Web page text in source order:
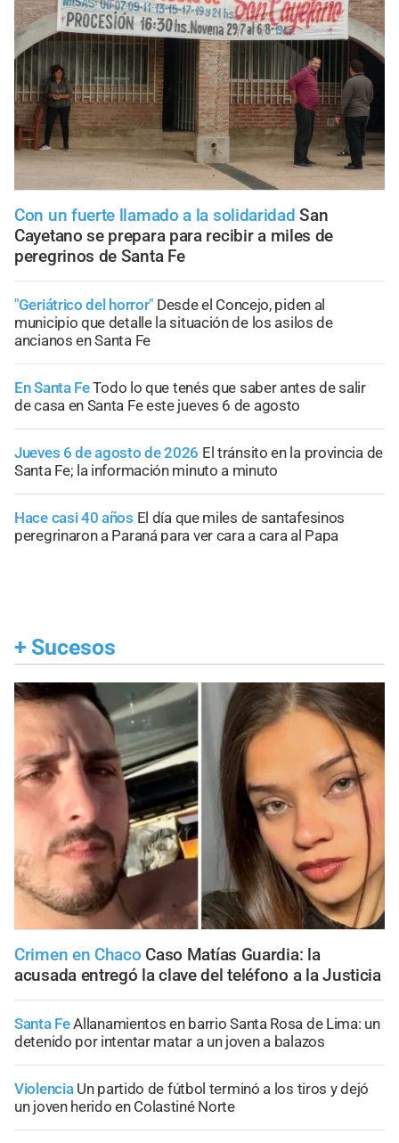
Con un fuerte llamado a la solidaridad San
Cayetano se prepara para recibir a miles de
peregrinos de Santa Fe
"Geriátrico del horror" Desde el Concejo, piden al
municipio que detalle la situación de los asilos de
ancianos en Santa Fe
En Santa FeTodo lo que tenés que saber antes de salir
de casa en Santa Fe este jueves 6 de agosto
Jueves 6 de agosto de 2026 El tránsito en la provincia de
Santa Fe; la información minuto a minuto
Hace casi 40 años El día que miles de santafesinos
peregrinaron a Paraná para ver cara a cara al Papa
+ Sucesos
Crimen en Chaco Caso Matías Guardia: la
acusada entregó la clave del teléfono a la Justicia
Santa FeAllanamientos en barrio Santa Rosa de Lima: un
detenido por intentar matar a un joven a balazos
Violencia Un partido de fútbol terminó a los tiros y dejó
un joven herido en Colastiné Norte